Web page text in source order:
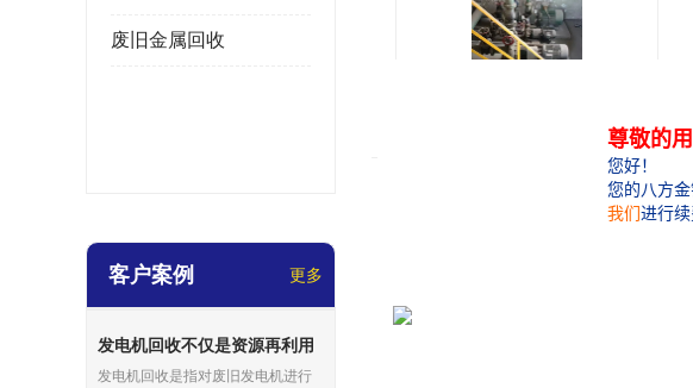
废旧金属回收
客户案例 更多
发电机回收不仅是资源再利用
的有效途径
发电机回收是指对废旧发电机进行